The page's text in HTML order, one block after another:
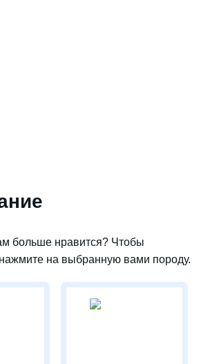
больше нравится? Чтобы
на выбранную вами породу.